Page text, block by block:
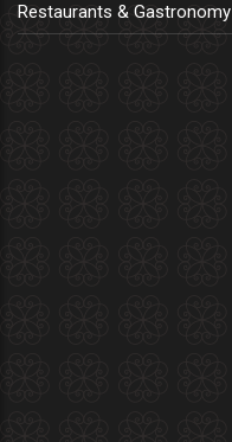
Restaurants & Gastronomy